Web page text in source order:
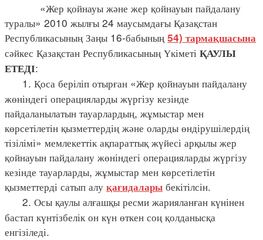
«Жер қойнауы және жер қойнауын пайдалану
туралы» 2010 жылғы 24 маусымдағы Қазақстан
Республикасының Заңы 16-бабының 54) тармақшасына
сәйкес Қазақстан Республикасының Үкіметі ҚАУЛЫ
ЕТЕДІ:
1. Қоса беріліп отырған «Жер қойнауын пайдалану
жөніндегі операцияларды жүргізу кезінде
пайдаланылатын тауарлардың, жұмыстар мен
көрсетілетін қызметтердің және оларды өндірушілердің
тізілімі» мемлекеттік ақпараттық жүйесі арқылы жер
қойнауын пайдалану жөніндегі операцияларды жүргізу
кезінде тауарларды, жұмыстар мен көрсетілетін
қызметтерді сатып алу қағидалары бекітілсін.
2. Осы қаулы алғашқы ресми жарияланған күнінен
бастап күнтізбелік он күн өткен соң қолданысқа
енгізіледі.